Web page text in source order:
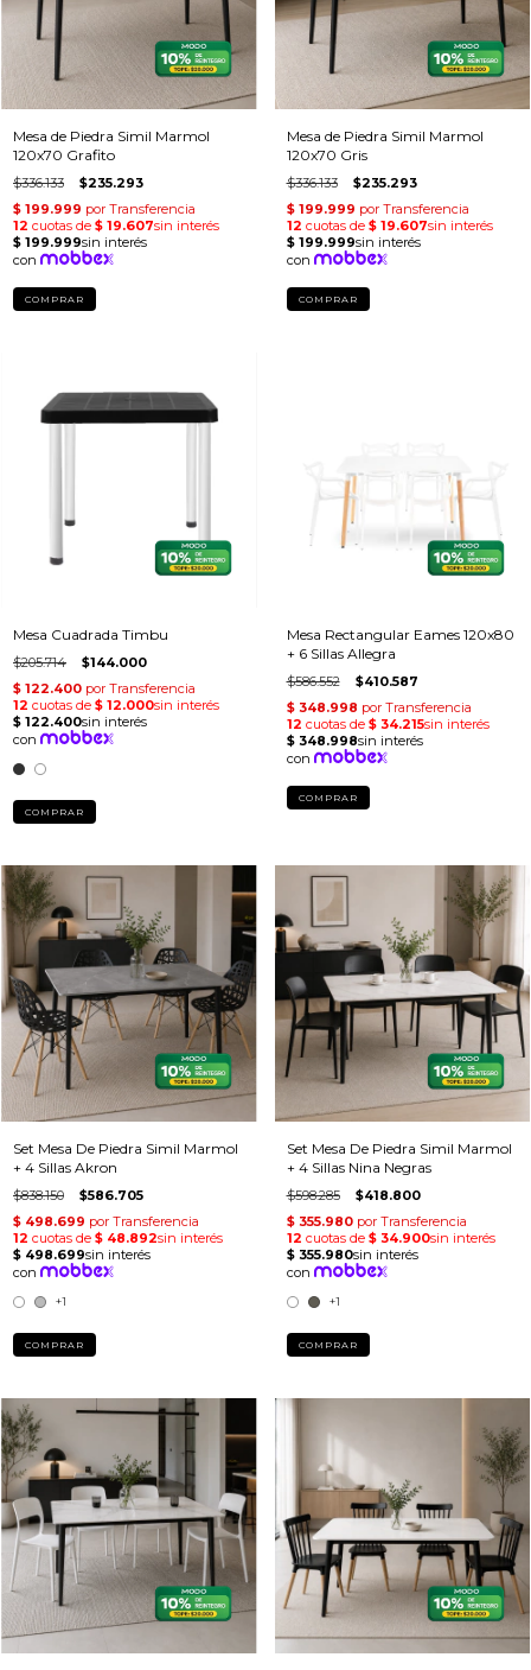
Mesa de Piedra Simil Marmol
120x70 Grafito
$336.133 $235.293
COMPRAR
Mesa de Piedra Simil Marmol
120x70 Gris
$336.133 $235.293
COMPRAR
Mesa Cuadrada Timbu
$205.714 $144.000
COMPRAR
Mesa Rectangular Eames 120x80
+ 6 Sillas Allegra
$586.552 $410.587
COMPRAR
Set Mesa De Piedra Simil Marmol
+ 4 Sillas Akron
$838.150 $586.705
+1
COMPRAR
Set Mesa De Piedra Simil Marmol
+ 4 Sillas Nina Negras
$598.285 $418.800
+1
COMPRAR